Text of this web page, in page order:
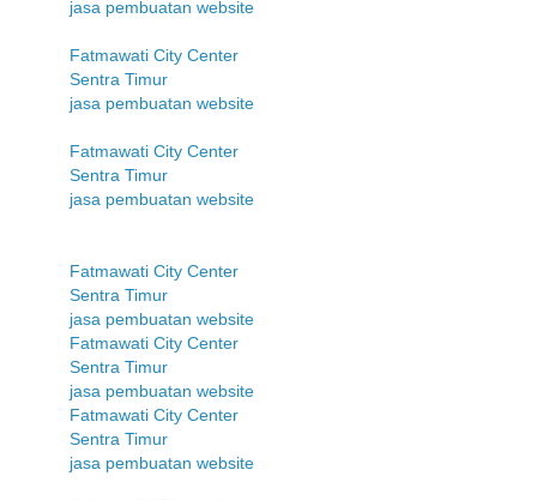
jasa pembuatan website
Fatmawati City Center
Sentra Timur
jasa pembuatan website
Fatmawati City Center
Sentra Timur
jasa pembuatan website
Fatmawati City Center
Sentra Timur
jasa pembuatan website
Fatmawati City Center
Sentra Timur
jasa pembuatan website
Fatmawati City Center
Sentra Timur
jasa pembuatan website